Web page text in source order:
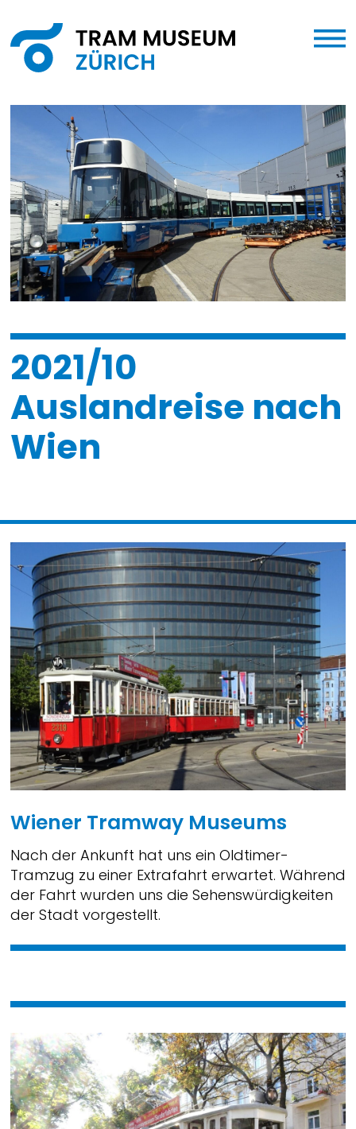
2021/10
Auslandreise nach
Wien
Wiener Tramway Museums
Nach der Ankunft hat uns ein Oldtimer-
Tramzug zu einer Extrafahrt erwartet. Während
der Fahrt wurden uns die Sehenswürdigkeiten
der Stadt vorgestellt.